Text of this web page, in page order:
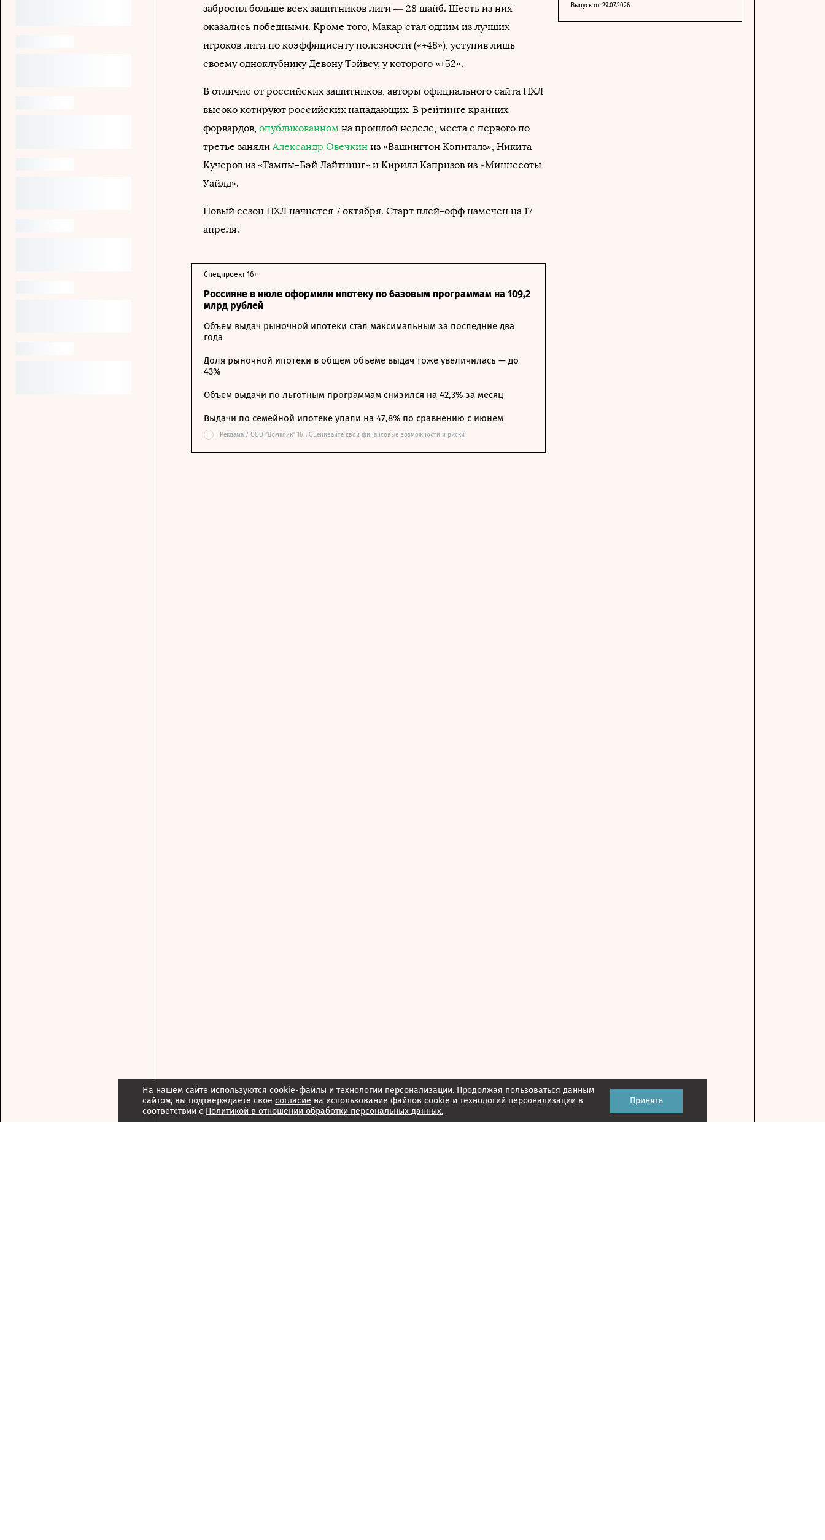
На нашем сайте используются cookie-файлы и технологии персонализации. Продолжая пользоваться данным
сайтом, вы подтверждаете свое согласие на использование файлов cookie и технологий персонализации в
соответствии с Политикой в отношении обработки персональных данных.
Принять
забросил больше всех защитников лиги — 28 шайб. Шесть из них
оказались победными. Кроме того, Макар стал одним из лучших
игроков лиги по коэффициенту полезности («+48»), уступив лишь
своему одноклубнику Девону Тэйвсу, у которого «+52».
В отличие от российских защитников, авторы официального сайта НХЛ
высоко котируют российских нападающих. В рейтинге крайних
форвардов, опубликованном на прошлой неделе, места с первого по
третье заняли Александр Овечкин из «Вашингтон Кэпиталз», Никита
Кучеров из «Тампы-Бэй Лайтнинг» и Кирилл Капризов из «Миннесоты
Уайлд».
Новый сезон НХЛ начнется 7 октября. Старт плей-офф намечен на 17
апреля.
Россияне в июле оформили ипотеку по базовым программам на 109,2
млрд рублей
Спецпроект 16+
Объем выдач рыночной ипотеки стал максимальным за последние два
года
Доля рыночной ипотеки в общем объеме выдач тоже увеличилась — до
43%
Объем выдачи по льготным программам снизился на 42,3% за месяц
Выдачи по семейной ипотеке упали на 47,8% по сравнению с июнем
i Реклама / ООО "Домклик" 16+. Оценивайте свои финансовые возможности и риски
Выпуск от 29.07.2026